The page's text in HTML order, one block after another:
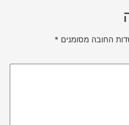
החובה מסומנים *